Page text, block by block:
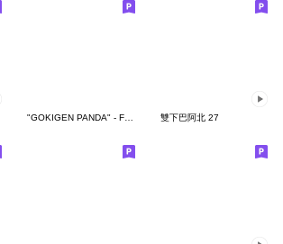
"GOKIGEN PANDA" - Feeling / global 雙下巴阿北 27